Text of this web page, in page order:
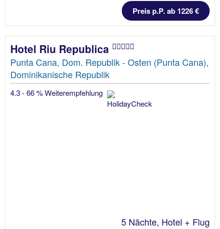
Preis p.P. ab 1226 €
Hotel Riu Republica
Punta Cana, Dom. Republik - Osten (Punta Cana),
Dominikanische Republik
4.3 - 66 % Weiterempfehlung
5 Nächte, Hotel + Flug